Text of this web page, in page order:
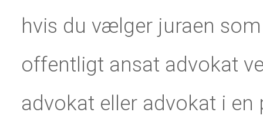
hvis du vælger juraen
offentligt ansat advokat
advokat eller advokat i